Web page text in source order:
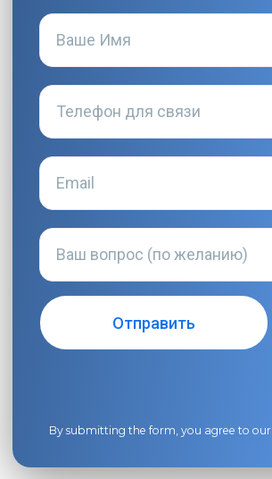
By submitting the form, you agree to our